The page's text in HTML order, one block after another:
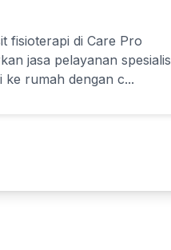
fisioterapi di Care Pro
jasa pelayanan spesialis
ke rumah dengan c...